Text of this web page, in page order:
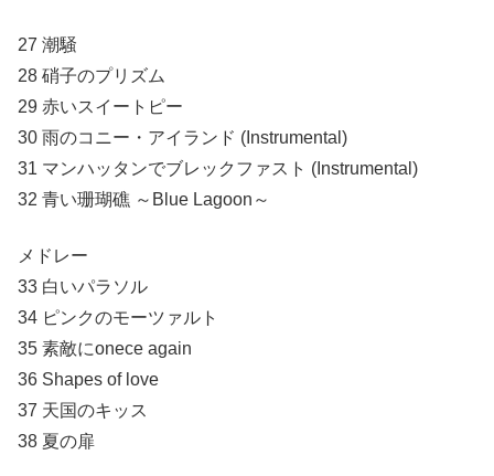
27 潮騒
28 硝子のプリズム
29 赤いスイートピー
30 雨のコニー・アイランド (Instrumental)
31 マンハッタンでブレックファスト (Instrumental)
32 青い珊瑚礁 ～Blue Lagoon～
メドレー
33 白いパラソル
34 ピンクのモーツァルト
35 素敵にonece again
36 Shapes of love
37 天国のキッス
38 夏の扉